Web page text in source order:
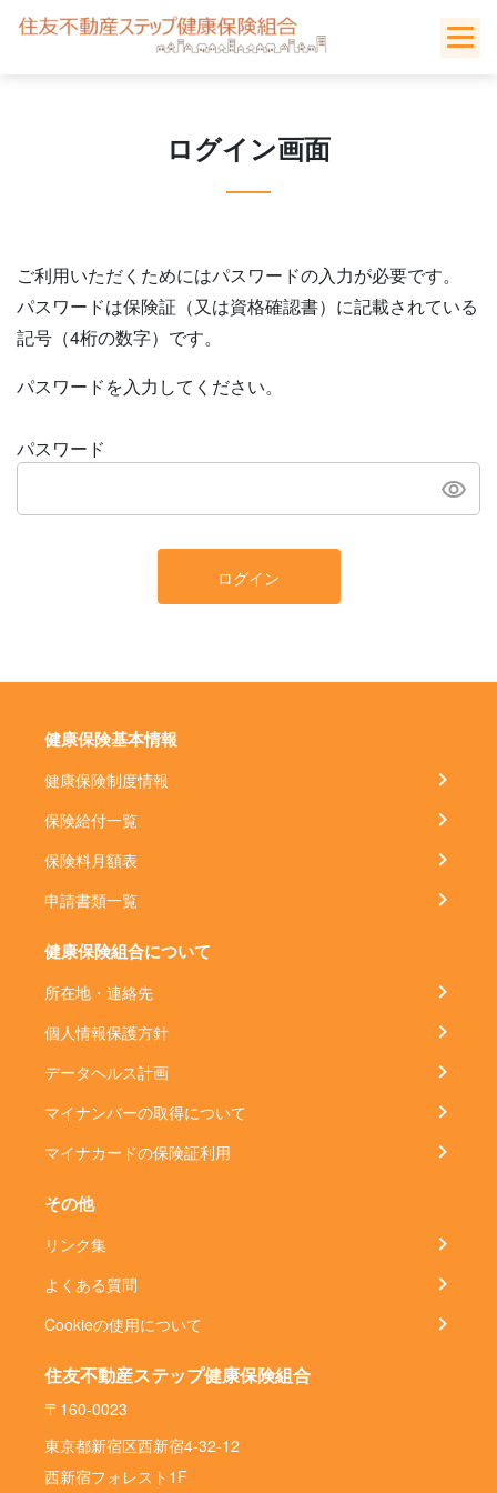
Skip
ログイン画面
ご利用いただくためにはパスワードの入力が必要です。
パスワードは保険証（又は資格確認書）に記載されている
記号（4桁の数字）です。
パスワードを入力してください。
パスワード
ログイン
健康保険基本情報
健康保険制度情報
保険給付一覧
保険料月額表
申請書類一覧
健康保険組合について
所在地・連絡先
個人情報保護方針
データヘルス計画
マイナンバーの取得について
マイナカードの保険証利用
その他
リンク集
よくある質問
Cookieの使用について
住友不動産ステップ健康保険組合
〒160-0023
東京都新宿区西新宿4-32-12
西新宿フォレスト1F